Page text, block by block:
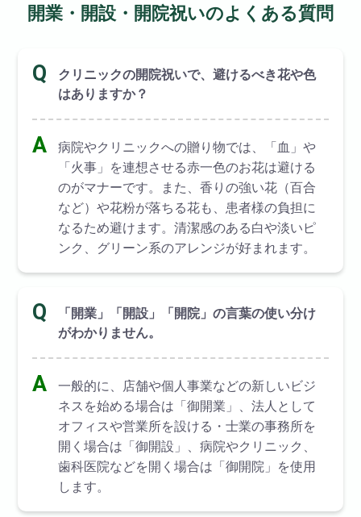
開業・開設・開院祝いのよくある質問
Q
クリニックの開院祝いで、避けるべき花や色
はありますか？
A
病院やクリニックへの贈り物では、「血」や
「火事」を連想させる赤一色のお花は避ける
のがマナーです。また、香りの強い花（百合
など）や花粉が落ちる花も、患者様の負担に
なるため避けます。清潔感のある白や淡いピ
ンク、グリーン系のアレンジが好まれます。
Q
「開業」「開設」「開院」の言葉の使い分け
がわかりません。
A
一般的に、店舗や個人事業などの新しいビジ
ネスを始める場合は「御開業」、法人として
オフィスや営業所を設ける・士業の事務所を
開く場合は「御開設」、病院やクリニック、
歯科医院などを開く場合は「御開院」を使用
します。